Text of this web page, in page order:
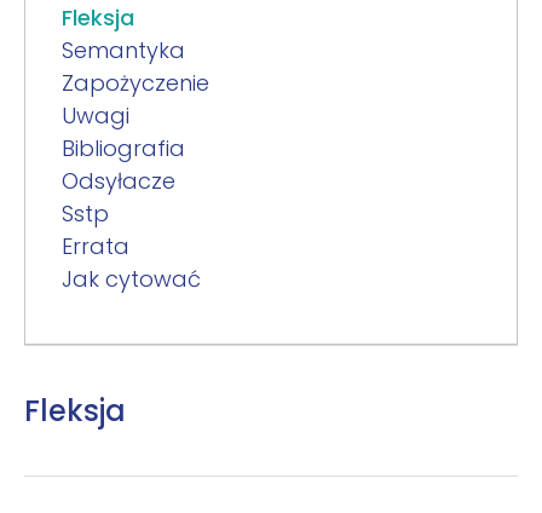
Fleksja
Semantyka
Zapożyczenie
Uwagi
Bibliografia
Odsyłacze
Sstp
Errata
Jak cytować
Fleksja